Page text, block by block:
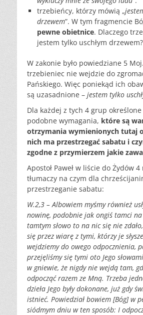
trzebieńcy, którzy mówią „
drzewem”. W tym fragmencie
pewne obietnice. Dlaczego
jestem tylko uschłym drzewem?
W zakonie było powiedziane 5
trzebieniec nie wejdzie do
Pańskiego. Więc poniekąd ich
są uzasadnione – jestem tylko
Dla każdej z tych 4 grup określone
podobne wymagania, które są
otrzymania wymienionych tutaj
nich ma przestrzegać sabatu i
zgodne z przymierzem jakie
Apostoł Paweł w liście do Żydów 4
tłumaczy na czym dla
przestrzeganie sabatu:
W.2,3 – Albowiem myśmy również
nowinę, podobnie jak ongiś tamci na
tamtym słowo to na nic się nie
się przez wiarę z tymi, którzy je
wejdziemy do owego odpocznienia,
przejęliśmy się tymi oto Jego
w gniewie, że nigdy nie wejdą tam,
odpocząć razem ze Mną. Trzeba
dzieła Jego były dokonane, już gdy
istnieć. Powiedział bowiem [Bóg] w
siódmym dniu w ten sposób: I